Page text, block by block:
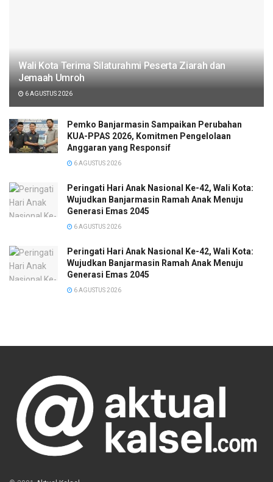
Wali Kota Terima Silaturahmi Peserta Ziarah dan
Jemaah Umroh
6 AGUSTUS 2026
Pemko Banjarmasin Sampaikan Perubahan
KUA-PPAS 2026, Komitmen Pengelolaan
Anggaran yang Responsif
6 AGUSTUS 2026
Peringati Hari Anak Nasional Ke-42, Wali Kota:
Wujudkan Banjarmasin Ramah Anak Menuju
Generasi Emas 2045
6 AGUSTUS 2026
Peringati Hari Anak Nasional Ke-42, Wali Kota:
Wujudkan Banjarmasin Ramah Anak Menuju
Generasi Emas 2045
6 AGUSTUS 2026